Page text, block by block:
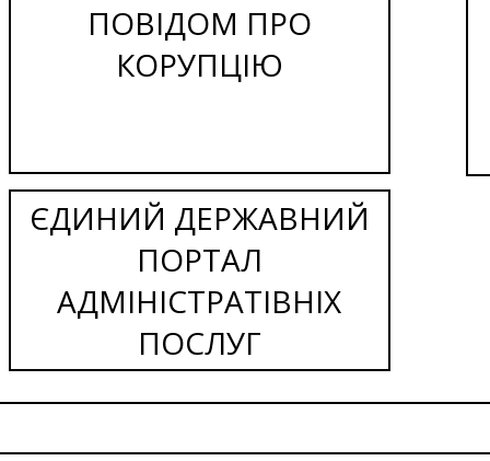
ПОВІДОМ ПРО
КОРУПЦІЮ
ЄДИНИЙ ДЕРЖАВНИЙ
ПОРТАЛ
АДМІНІСТРАТІВНІХ
ПОСЛУГ